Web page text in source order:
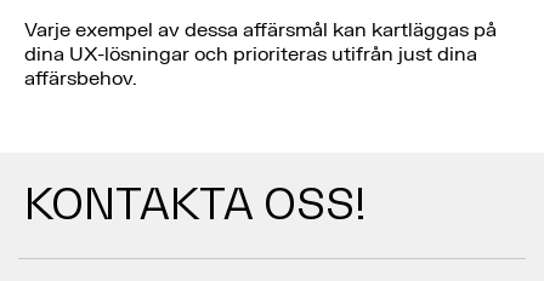
Varje exempel av dessa affärsmål kan kartläggas på
dina UX-lösningar och prioriteras utifrån just dina
affärsbehov.
KONTAKTA OSS!